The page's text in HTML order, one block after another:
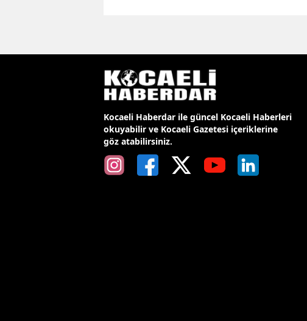
Kocaeli Haberdar ile güncel Kocaeli Haberleri
okuyabilir ve Kocaeli Gazetesi içeriklerine
göz atabilirsiniz.